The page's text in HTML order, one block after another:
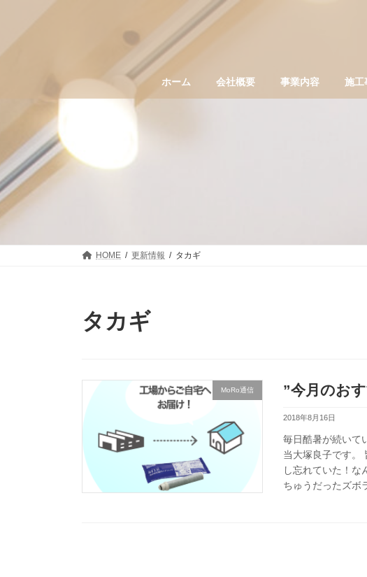
ホーム 会社概要 事業内容 施工
HOME 更新情報 タカギ
タカギ
MoRo通信 ”今月のお
2018年8月16日
毎日酷暑が続いて
当大塚良子です。
し忘れていた！な
ちゅうだったズ